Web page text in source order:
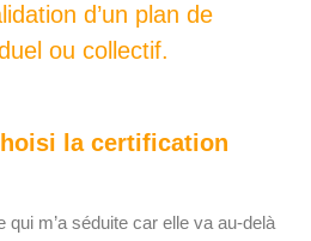
d’un plan de
ou collectif.
la certification
qui m’a séduite car elle va au-delà